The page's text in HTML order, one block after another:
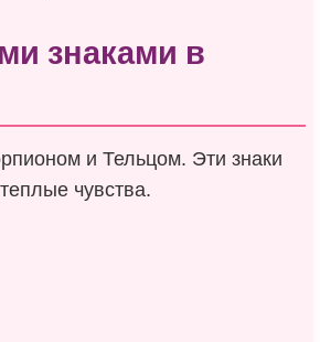
знаками в
и Тельцом. Эти знаки
чувства.